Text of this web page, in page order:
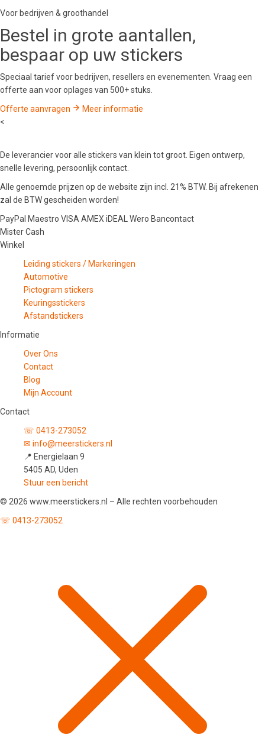
Voor bedrijven & groothandel
Bestel in grote aantallen,
bespaar op uw stickers
Speciaal tarief voor bedrijven, resellers en evenementen. Vraag een
offerte aan voor oplages van 500+ stuks.
Offerte aanvragen
Meer informatie
<
De leverancier voor alle stickers van klein tot groot. Eigen ontwerp,
snelle levering, persoonlijk contact.
Alle genoemde prijzen op de website zijn incl. 21% BTW. Bij afrekenen
zal de BTW gescheiden worden!
PayPal Maestro VISA AMEX iDEAL Wero Bancontact
Mister Cash
Winkel
Leiding stickers / Markeringen
Automotive
Pictogram stickers
Keuringsstickers
Afstandstickers
Informatie
Over Ons
Contact
Blog
Mijn Account
Contact
☏ 0413-273052
✉ info@meerstickers.nl
📍 Energielaan 9
5405 AD, Uden
Stuur een bericht
© 2026 www.meerstickers.nl – Alle rechten voorbehouden
☏ 0413-273052